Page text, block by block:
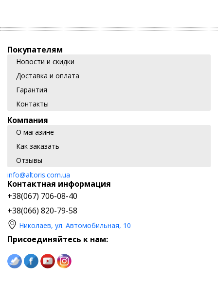
Покупателям
Новости и скидки
Доставка и оплата
Гарантия
Контакты
Компания
О магазине
Как заказать
Отзывы
info@altoris.com.ua
Контактная информация
+38(067) 706-08-40
+38(066) 820-79-58
Николаев, ул. Автомобильная, 10
Присоединяйтесь к нам: